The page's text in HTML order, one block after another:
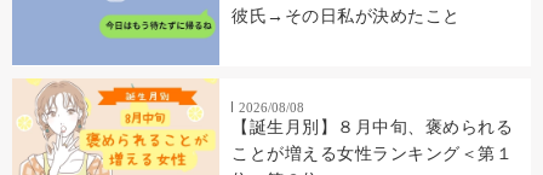
彼氏→その日私が決めたこと
2026/08/08
【誕生月別】８月中旬、褒められる
ことが増える女性ランキング＜第１